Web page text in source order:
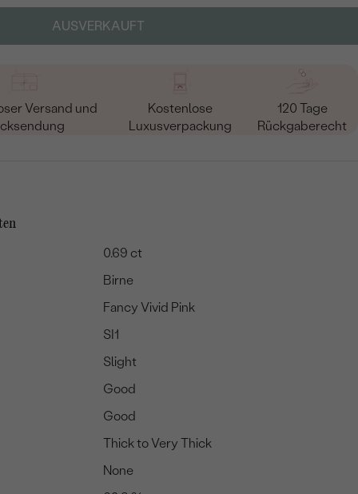
AUSVERKAUFT
Versand und
Kostenlose
Luxusverpackung
120 Tage
Rückgaberecht
0.69 ct
Birne
Fancy Vivid Pink
SI1
Slight
Good
Good
Thick to Very Thick
None